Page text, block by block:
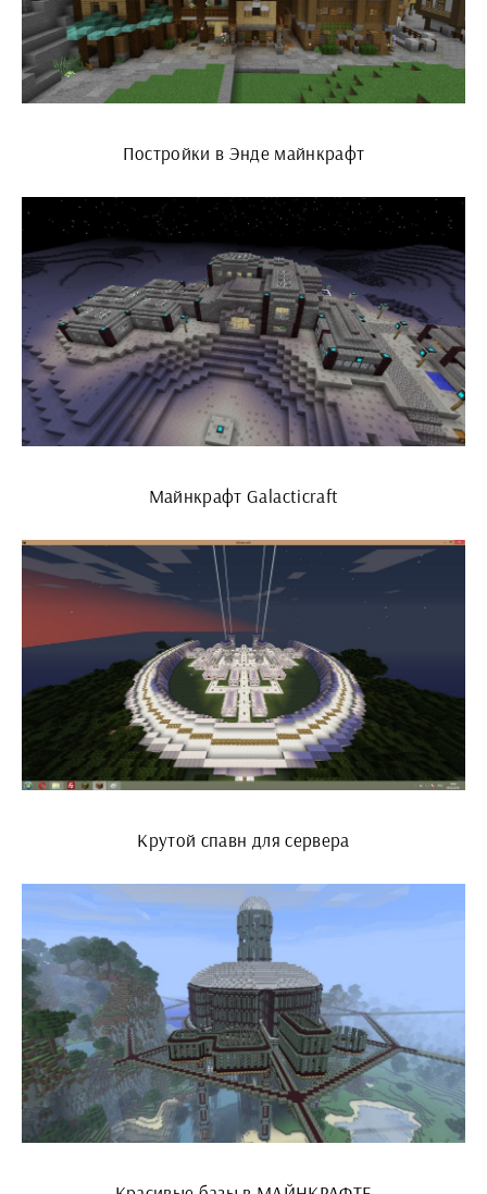
Постройки в Энде майнкрафт
Майнкрафт Galacticraft
Крутой спавн для сервера